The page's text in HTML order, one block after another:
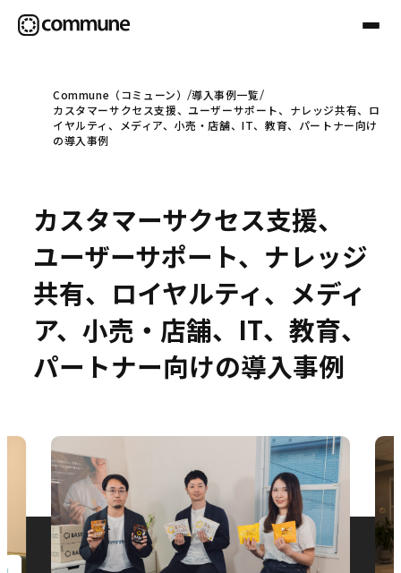
Communeについて
事例
セミナー
お役立ち情報
お問い合わせ
Commune（コミューン）
導入事例一覧
カスタマーサクセス支援、ユーザーサポート、ナレッジ共有、ロ
イヤルティ、メディア、小売・店舗、IT、教育、パートナー向け
の導入事例
カスタマーサクセス支援、
ユーザーサポート、ナレッジ
共有、ロイヤルティ、メディ
ア、小売・店舗、IT、教育、
パートナー向けの導入事例